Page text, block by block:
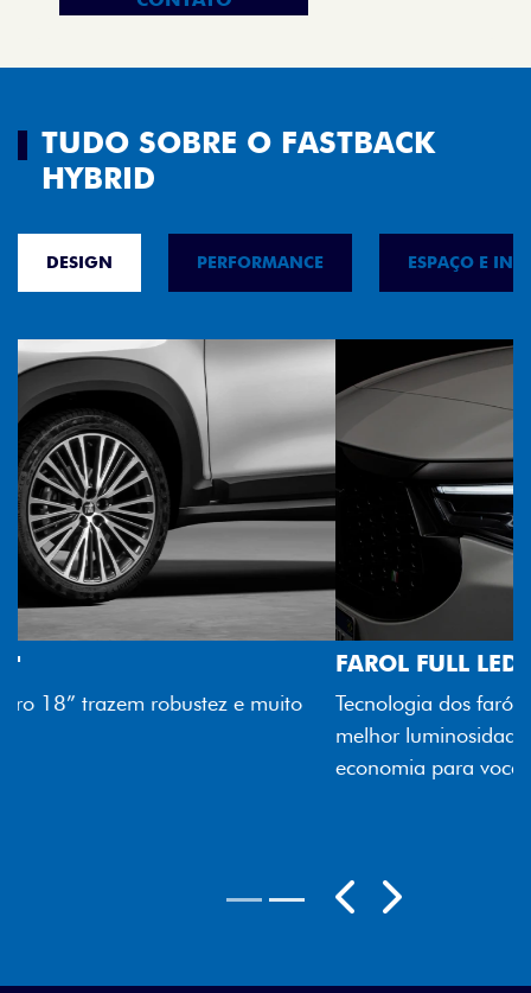
TUDO SOBRE O FASTBACK
HYBRID
DESIGN PERFORMANCE ESPAÇO E
FAROL FULL LED
Tecnologia dos faróis totalmente em LED garante
melhor luminosidade, maior durabilidade e mais
Rodas aro 18"